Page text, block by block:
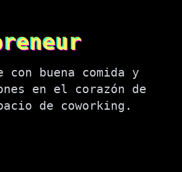
con buena comida y
en el corazón de
de coworking.